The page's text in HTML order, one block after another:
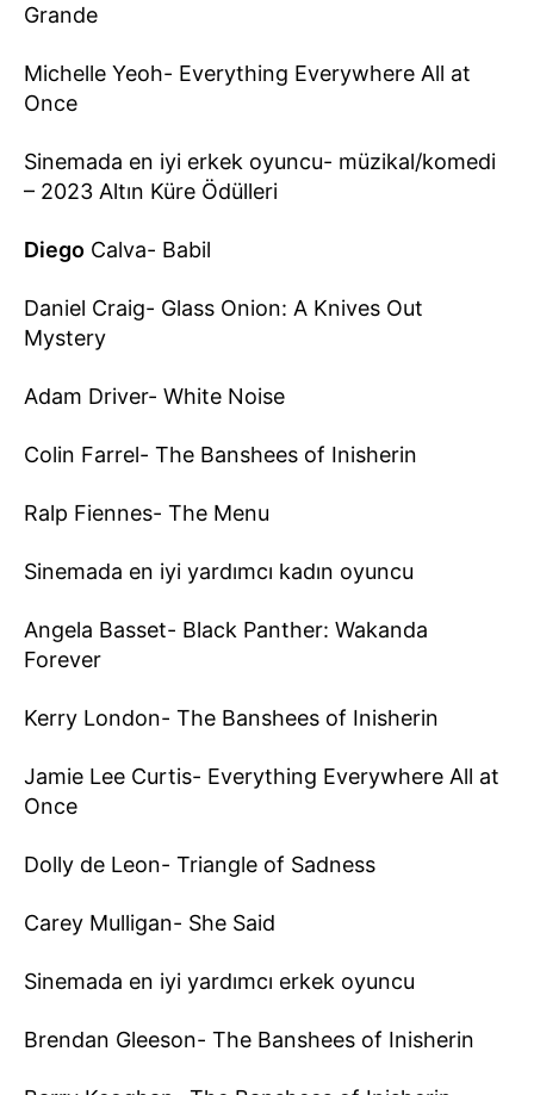
Grande
Michelle Yeoh- Everything Everywhere All at
Once
Sinemada en iyi erkek oyuncu- müzikal/komedi
– 2023 Altın Küre Ödülleri
Diego Calva- Babil
Daniel Craig- Glass Onion: A Knives Out
Mystery
Adam Driver- White Noise
Colin Farrel- The Banshees of Inisherin
Ralp Fiennes- The Menu
Sinemada en iyi yardımcı kadın oyuncu
Angela Basset- Black Panther: Wakanda
Forever
Kerry London- The Banshees of Inisherin
Jamie Lee Curtis- Everything Everywhere All at
Once
Dolly de Leon- Triangle of Sadness
Carey Mulligan- She Said
Sinemada en iyi yardımcı erkek oyuncu
Brendan Gleeson- The Banshees of Inisherin